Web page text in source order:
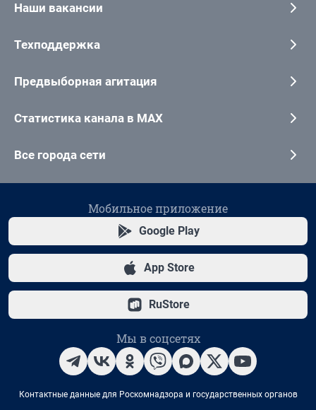
Наши вакансии
Техподдержка
Предвыборная агитация
Статистика канала в MAX
Все города сети
Мобильное приложение
Google Play
App Store
RuStore
Мы в соцсетях
Контактные данные для Роскомнадзора и государственных органов